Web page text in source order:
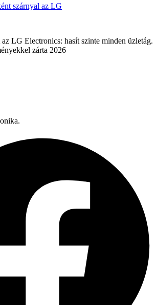
szárnyal az LG
LG Electronics: hasít szinte minden üzletág.
zárta 2026